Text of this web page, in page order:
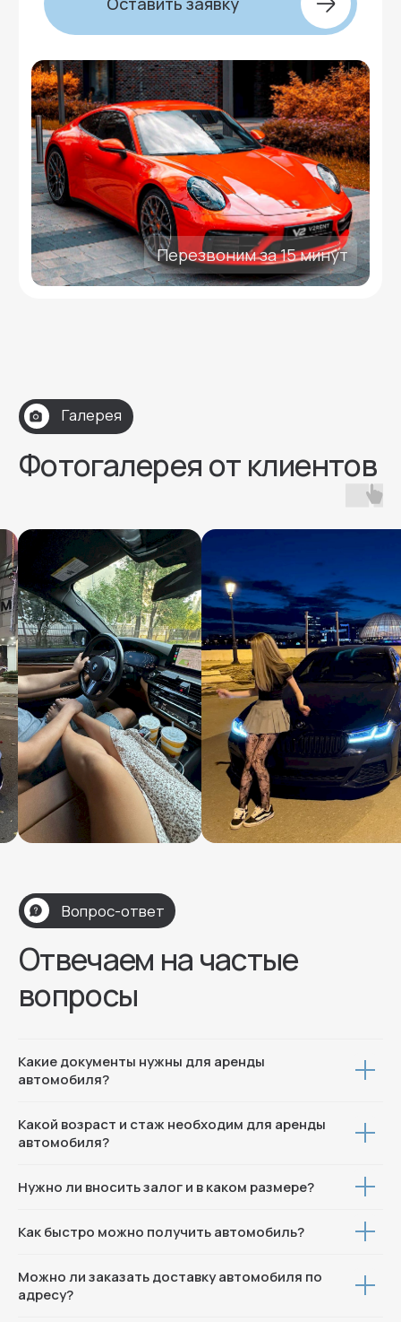
Какие документы нужны для аренды
автомобиля?
Какой возраст и стаж необходим для аренды
автомобиля?
Нужно ли вносить залог и в каком размере?
Как быстро можно получить автомобиль?
Можно ли заказать доставку автомобиля по
адресу?
Акции
Контакты
О компании
Автопарк
Москва, ул. Пресненская наб 8 с1
V2Rent
Аренда автомобилей в Москве и по России
Политика конфиденциальности
Меню
Контакты